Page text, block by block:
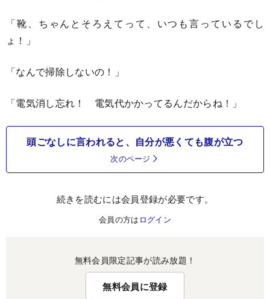
「靴、ちゃんとそろえてって、いつも言っているでし
ょ！」
「なんで掃除しないの！」
「電気消し忘れ！ 電気代かかってるんだからね！」
頭ごなしに言われると、自分が悪くても腹が立つ
次のページ
続きを読むには会員登録が必要です。
会員の方は ログイン
無料会員限定記事が読み放題！
無料会員に登録